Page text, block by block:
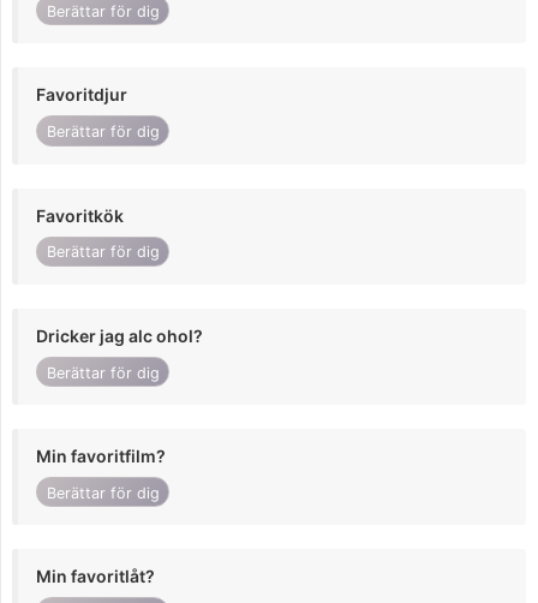
Berättar för dig
Favoritdjur
Berättar för dig
Favoritkök
Berättar för dig
Dricker jag alc ohol?
Berättar för dig
Min favoritfilm?
Berättar för dig
Min favoritlåt?